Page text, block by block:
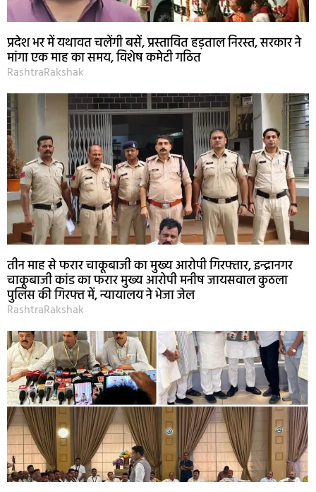
प्रदेश भर में यथावत चलेंगी बसें, प्रस्तावित हड़ताल निरस्त, सरकार ने
मांगा एक माह का समय, विशेष कमेटी गठित
RashtraRakshak
तीन माह से फरार चाकूबाजी का मुख्य आरोपी गिरफ्तार, इन्द्रानगर
चाकूबाजी कांड का फरार मुख्य आरोपी मनीष जायसवाल कुठला
पुलिस की गिरफ्त में, न्यायालय ने भेजा जेल
RashtraRakshak